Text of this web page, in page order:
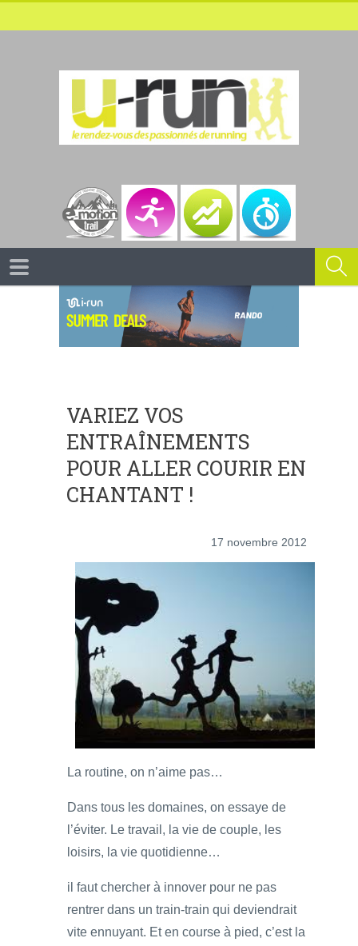
VARIEZ VOS
ENTRAÎNEMENTS
POUR ALLER COURIR EN
CHANTANT !
17 novembre 2012
La routine, on n’aime pas…
Dans tous les domaines, on essaye de
l’éviter. Le travail, la vie de couple, les
loisirs, la vie quotidienne…
il faut chercher à innover pour ne pas
rentrer dans un train-train qui deviendrait
vite ennuyant. Et en course à pied, c’est la